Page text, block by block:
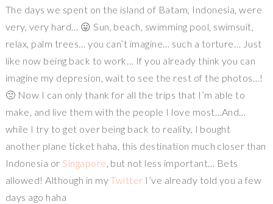
The days we spent on the island of Batam, Indonesia, were
very, very hard… 😛 Sun, beach, swimming pool, swimsuit,
relax, palm trees… you can’t imagine… such a torture… Just
like now being back to work… If you already think you can
imagine my depresion, wait to see the rest of the photos…!
🙁 Now I can only thank for all the trips that I’m able to
make, and live them with the people I love most…And…
while I try to get over being back to reality, I bought
another plane ticket haha, this destination much closer than
Indonesia or Singapore , but not less important… Bets
allowed! Although in myTwitter I’ve already told you a few
days ago haha